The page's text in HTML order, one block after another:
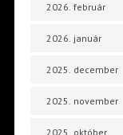
2026. február
2026. január
2025. december
2025. november
2025. október